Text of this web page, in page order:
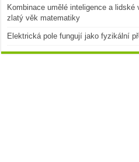
Kombinace umělé inteligence a
zlatý věk matematiky
Elektrická pole fungují jako fyzikální